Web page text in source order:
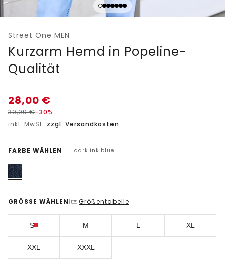
Street One MEN
Kurzarm Hemd in Popeline-
Qualität
28,00 €
39,99€-30%
inkl. MwSt. zzgl. Versandkosten
FARBE WÄHLEN | dark ink blue
GRÖSSE WÄHLEN | Größentabelle
S M L XL
XXL XXXL